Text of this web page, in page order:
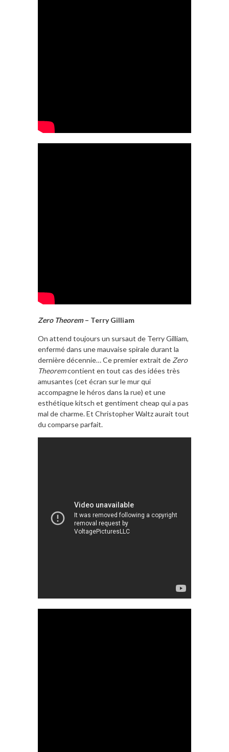
Zero Theorem– Terry Gilliam
On attend toujours un sursaut de Terry Gilliam,
enfermé dans une mauvaise spirale durant la
dernière décennie… Ce premier extrait de Zero
Theoremcontient en tout cas des idées très
amusantes (cet écran sur le mur qui
accompagne le héros dans la rue) et une
esthétique kitsch et gentiment cheap qui a pas
mal de charme. Et Christopher Waltz aurait tout
du comparse parfait.